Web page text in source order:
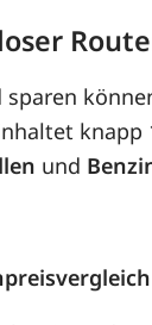
sparen
und